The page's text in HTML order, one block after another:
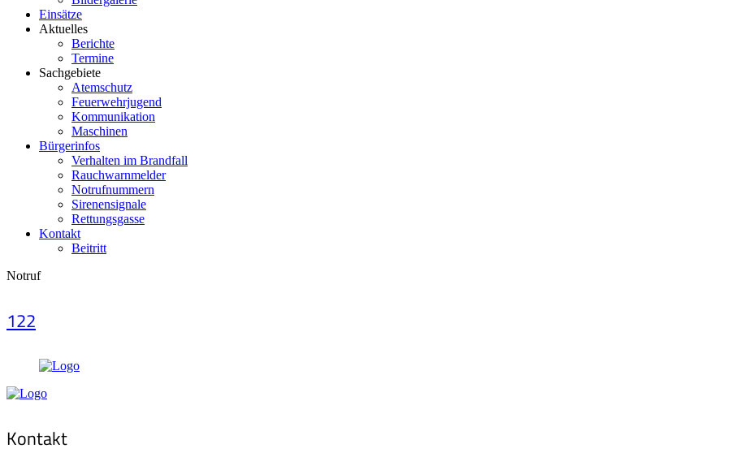
Einsätze
Aktuelles
Berichte
Termine
Sachgebiete
Atemschutz
Feuerwehrjugend
Kommunikation
Maschinen
Bürgerinfos
Verhalten im Brandfall
Rauchwarnmelder
Notrufnummern
Sirenensignale
Rettungsgasse
Kontakt
Beitritt
Notruf
122
Kontakt